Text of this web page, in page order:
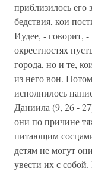
приблизилось его
бедствия, кои
Иудее, - говорит, -
окрестностях
города, но и те,
из него вон.
исполнилось
Даниила (9, 26 -
они по причине
питающим
детям не могут
увести их с